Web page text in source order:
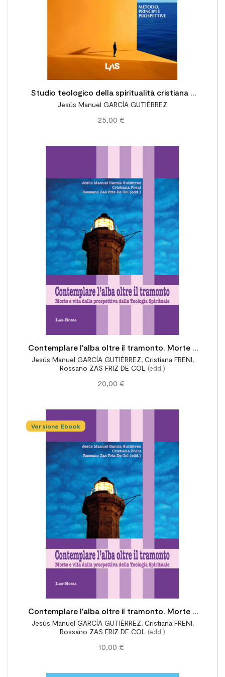
Studio teologico della spiritualità cristiana -
Metodo, principi e prospettive
Jesús Manuel GARCÍA GUTIÉRREZ
25,00 €
Contemplare l'alba oltre il tramonto. Morte e
vita dalla prospettiva della Teologia Spirituale
Jesús Manuel GARCÍA GUTIÉRREZ, Cristiana FRENI,
Rossano ZAS FRIZ DE COL (edd.)
20,00 €
Versione Ebook
Contemplare l'alba oltre il tramonto. Morte e
vita dalla prospettiva della Teologia Spirituale
Jesús Manuel GARCÍA GUTIÉRREZ, Cristiana FRENI,
Rossano ZAS FRIZ DE COL (edd.)
10,00 €